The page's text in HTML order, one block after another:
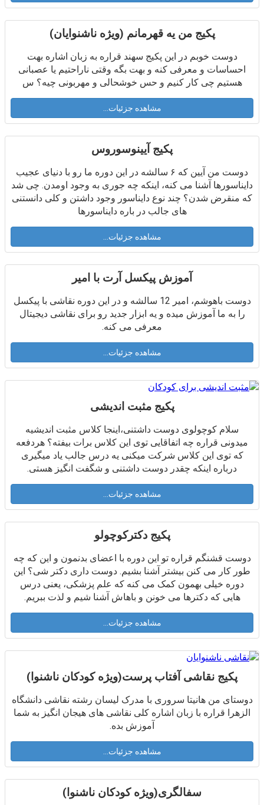
پکیج من یه قهرمانم (ویژه ناشنوایان)
دوست خوبم در این پکیج سهند قراره به زبان اشاره بهت
احساسات و معرفی کنه و بهت بگه وقتی ناراحتیم یا عصبانی
هستیم چی کار کنیم و حس خوشحالی و مهربونی چیه؟ س
مشاهده جزئیات...
پکیج آیینوسوروس
دوست من آیین که ۶ سالشه در این دوره ما رو با دنیای عجیب
دایناسورها آشنا می کنه، اینکه چه جوری به وجود اومدن. چی شد
که منقرض شدن؟ چند نوع دایناسور وجود داشتن و کلی دانستنی
های جالب در باره دایناسورها
مشاهده جزئیات...
آموزش پیکسل آرت با امیر
دوست باهوشم، امیر 12 سالشه و در این دوره نقاشی با پیکسل
را به ما آموزش میده و یه ابزار جدید رو برای نقاشی دیجیتال
معرفی می کنه.
مشاهده جزئیات...
پکیج مثبت اندیشی
سلام كوچولوى دوست داشتنى،اينجا كلاس مثبت انديشيه
ميدونى قراره چه اتفاقايى توى اين كلاس برات بيفته؟ هردفعه
كه توى اين كلاس شركت ميكنى يه درس جالب ياد ميگيرى
درباره اينكه چقدر دوست داشتنى و شگفت انگيز هستى.
مشاهده جزئیات...
پکیج دکترکوچولو
دوست قشنگم قراره تو این دوره با اعضای بدنمون و این که چه
طور کار می کنن بیشتر آشنا بشیم. دوست داری دکتر شی؟ این
دوره خیلی بهمون کمک می کنه که علم پزشکی، یعنی درس
هایی که دکترها می خونن و باهاش آشنا شیم و لذت ببریم.
مشاهده جزئیات...
پکیج نقاشی آفتاب پرست(ویژه کودکان ناشنوا)
دوستای من هانیتا سروری با مدرک لیسان رشته نقاشی دانشگاه
الزهرا قراره با زبان اشاره کلی نقاشی های هیجان انگیز به شما
آموزش بده.
مشاهده جزئیات...
سفالگری(ویژه کودکان ناشنوا)